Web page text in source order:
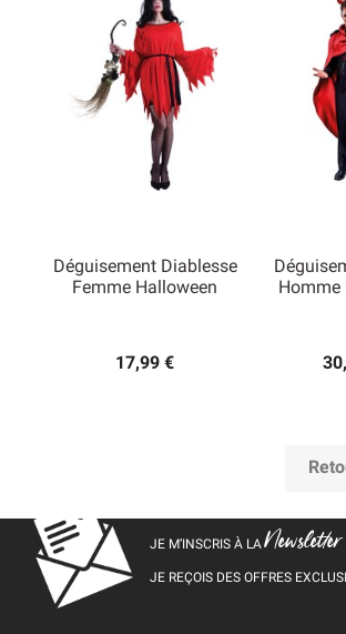
Déguisement Diablesse
Femme Halloween
17,99 €
Homme
JE M’INSCRIS À LANewsletter
JE REÇOIS DES OFFRES